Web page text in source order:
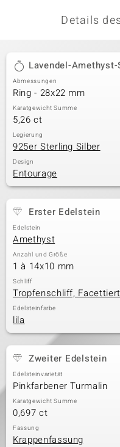
Classics
Details
Lavendel-
Abmessungen
Ring - 28x22 mm
Karatgewicht Summe
5,26 ct
Legierung
925er Sterling Silber
Design
Entourage
Erster Edelstein
Edelstein
Amethyst
Anzahl und Größe
1 à 14x10 mm
Schliff
Tropfenschliff, Facettiert
Edelsteinfarbe
lila
Zweiter Edelstein
Edelsteinvarietät
Pinkfarbener Turmalin
Karatgewicht Summe
0,697 ct
Fassung
Krappenfassung